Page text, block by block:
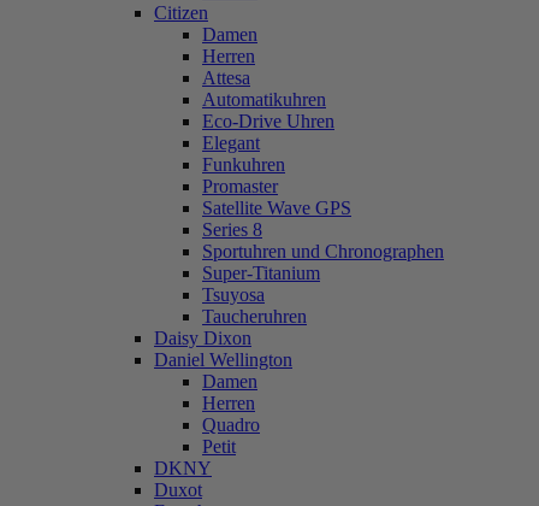
Citizen
Damen
Herren
Attesa
Automatikuhren
Eco-Drive Uhren
Elegant
Funkuhren
Promaster
Satellite Wave GPS
Series 8
Sportuhren und Chronographen
Super-Titanium
Tsuyosa
Taucheruhren
Daisy Dixon
Daniel Wellington
Damen
Herren
Quadro
Petit
DKNY
Duxot